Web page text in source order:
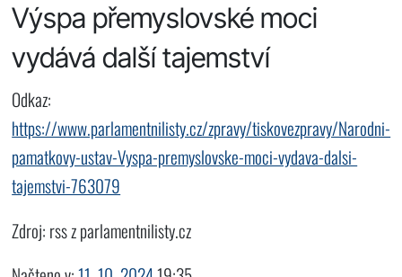
Výspa přemyslovské moci
vydává další tajemství
Odkaz:
https://www.parlamentnilisty.cz/zpravy/tiskovezpravy/Narodni-
pamatkovy-ustav-Vyspa-premyslovske-moci-vydava-dalsi-
tajemstvi-763079
Zdroj: rss z parlamentnilisty.cz